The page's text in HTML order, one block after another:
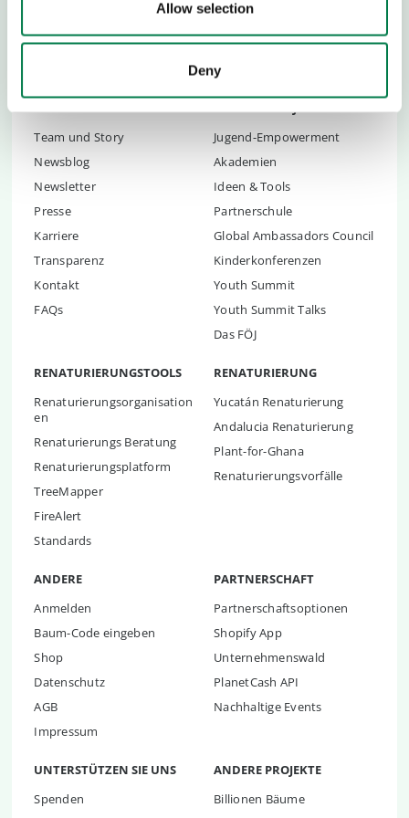
Allow selection
Deny
zurückzubringen
Team und Story
Newsblog
Newsletter
Presse
Karriere
Transparenz
Kontakt
FAQs
Jugend-Empowerment
Akademien
Ideen & Tools
Partnerschule
Global Ambassadors Council
Kinderkonferenzen
Youth Summit
Youth Summit Talks
Das FÖJ
RENATURIERUNGSTOOLS
Renaturierungsorganisation
en
Renaturierungs Beratung
Renaturierungsplatform
TreeMapper
FireAlert
Standards
RENATURIERUNG
Yucatán Renaturierung
Andalucia Renaturierung
Plant-for-Ghana
Renaturierungsvorfälle
ANDERE
Anmelden
Baum-Code eingeben
Shop
Datenschutz
AGB
Impressum
PARTNERSCHAFT
Partnerschaftsoptionen
Shopify App
Unternehmenswald
PlanetCash API
Nachhaltige Events
UNTERSTÜTZEN SIE UNS
Spenden
ANDERE PROJEKTE
Billionen Bäume